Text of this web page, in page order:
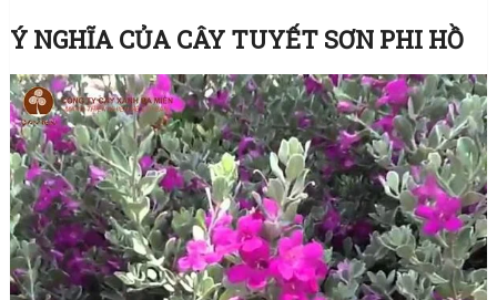
Ý NGHĨA CỦA CÂY TUYẾT SƠN PHI HỒ